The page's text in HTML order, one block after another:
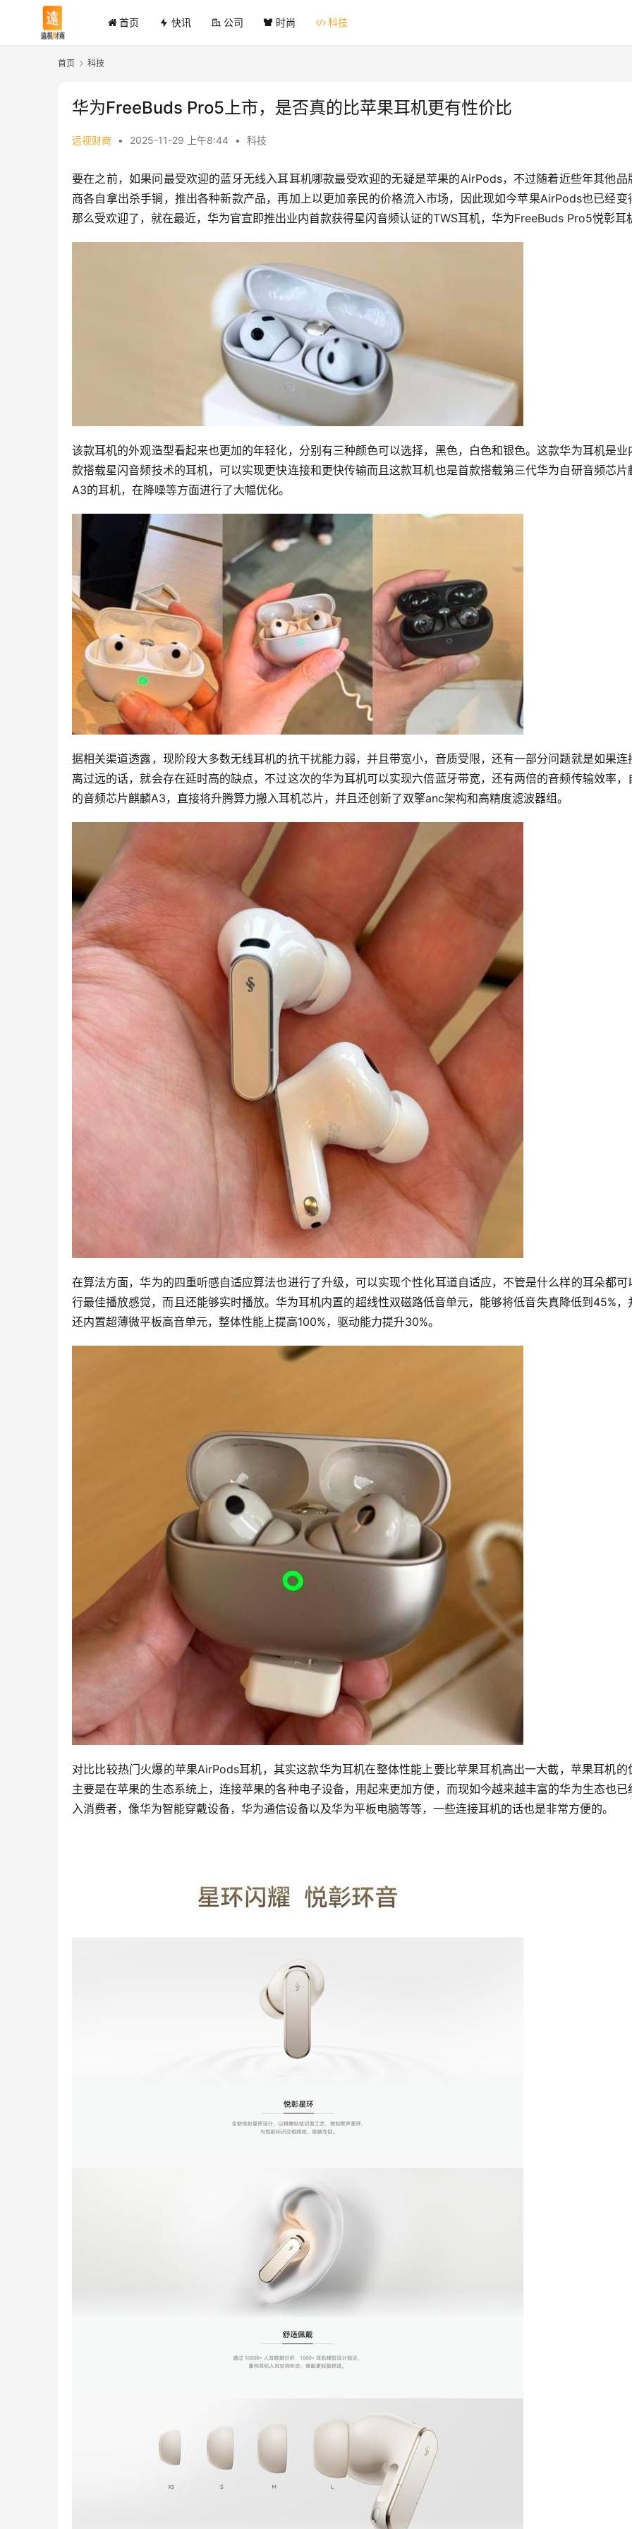
首页 快讯 公司 时尚 科技
首页 科技
华为FreeBuds Pro5上市，是否真的比苹果耳机更有性价比
远视财商 • 2025-11-29 上午8:44 • 科技
要在之前，如果问最受欢迎的蓝牙无线入耳耳机哪款最受欢迎的无疑是苹果的AirPods，不过随着近些年其他品
商各自拿出杀手锏，推出各种新款产品，再加上以更加亲民的价格流入市场，因此现如今苹果AirPods也已经变
那么受欢迎了，就在最近，华为官宣即推出业内首款获得星闪音频认证的TWS耳机，华为FreeBuds Pro5悦彰耳
该款耳机的外观造型看起来也更加的年轻化，分别有三种颜色可以选择，黑色，白色和银色。这款华为耳机是业
款搭载星闪音频技术的耳机，可以实现更快连接和更快传输而且这款耳机也是首款搭载第三代华为自研音频芯片
A3的耳机，在降噪等方面进行了大幅优化。
据相关渠道透露，现阶段大多数无线耳机的抗干扰能力弱，并且带宽小，音质受限，还有一部分问题就是如果连
离过远的话，就会存在延时高的缺点，不过这次的华为耳机可以实现六倍蓝牙带宽，还有两倍的音频传输效率，
的音频芯片麒麟A3，直接将升腾算力搬入耳机芯片，并且还创新了双擎anc架构和高精度滤波器组。
在算法方面，华为的四重听感自适应算法也进行了升级，可以实现个性化耳道自适应，不管是什么样的耳朵都可
行最佳播放感觉，而且还能够实时播放。华为耳机内置的超线性双磁路低音单元，能够将低音失真降低到45%，
还内置超薄微平板高音单元，整体性能上提高100%，驱动能力提升30%。
对比比较热门火爆的苹果AirPods耳机，其实这款华为耳机在整体性能上要比苹果耳机高出一大截，苹果耳机的
主要是在苹果的生态系统上，连接苹果的各种电子设备，用起来更加方便，而现如今越来越丰富的华为生态也已
入消费者，像华为智能穿戴设备，华为通信设备以及华为平板电脑等等，一些连接耳机的话也是非常方便的。